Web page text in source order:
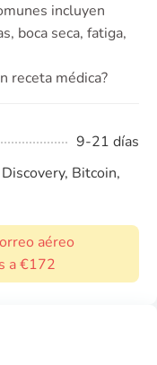
incluyen
boca seca, fatiga,
receta médica?
9-21 días
Bitcoin,
aéreo
a €172